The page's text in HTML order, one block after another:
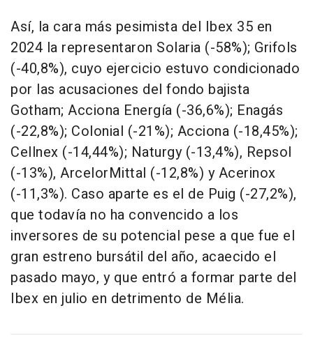
Así, la cara más pesimista del Ibex 35 en
2024 la representaron Solaria (-58%); Grifols
(-40,8%), cuyo ejercicio estuvo condicionado
por las acusaciones del fondo bajista
Gotham; Acciona Energía (-36,6%); Enagás
(-22,8%); Colonial (-21%); Acciona (-18,45%);
Cellnex (-14,44%); Naturgy (-13,4%), Repsol
(-13%), ArcelorMittal (-12,8%) y Acerinox
(-11,3%). Caso aparte es el de Puig (-27,2%),
que todavía no ha convencido a los
inversores de su potencial pese a que fue el
gran estreno bursátil del año, acaecido el
pasado mayo, y que entró a formar parte del
Ibex en julio en detrimento de Mélia.